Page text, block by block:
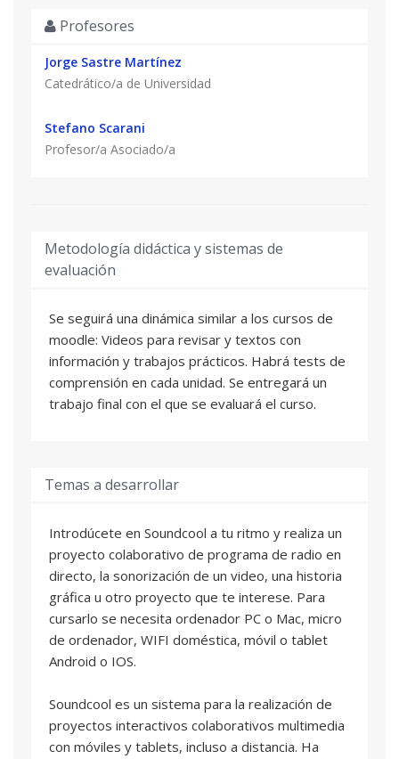
Profesores
Jorge Sastre Martínez
Catedrático/a de Universidad
Stefano Scarani
Profesor/a Asociado/a
Metodología didáctica y sistemas de
evaluación
Se seguirá una dinámica similar a los cursos de
moodle: Videos para revisar y textos con
información y trabajos prácticos. Habrá tests de
comprensión en cada unidad. Se entregará un
trabajo final con el que se evaluará el curso.
Temas a desarrollar
Introdúcete en Soundcool a tu ritmo y realiza un
proyecto colaborativo de programa de radio en
directo, la sonorización de un video, una historia
gráfica u otro proyecto que te interese. Para
cursarlo se necesita ordenador PC o Mac, micro
de ordenador, WIFI doméstica, móvil o tablet
Android o IOS.
Soundcool es un sistema para la realización de
proyectos interactivos colaborativos multimedia
con móviles y tablets, incluso a distancia. Ha